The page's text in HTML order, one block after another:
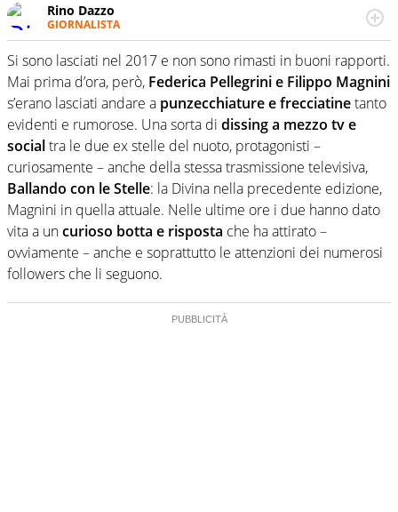
Rino Dazzo
GIORNALISTA
Se mai ci fosse modo di traslare il glossario del calcio in
una nicchia di esperti, lui ne farebbe parte. Non si perde
una svista arbitrale né gli umori social del mondo delle
curve
Si sono lasciati nel 2017 e non sono rimasti in buoni rapporti.
Mai prima d’ora, però, Federica Pellegrini e Filippo Magnini
s’erano lasciati andare a punzecchiature e frecciatinetanto
evidenti e rumorose. Una sorta di dissing a mezzo tv e
socialtra le due ex stelle del nuoto, protagonisti –
curiosamente – anche della stessa trasmissione televisiva,
Ballando con le Stelle: la Divina nella precedente edizione,
Magnini in quella attuale. Nelle ultime ore i due hanno dato
vita a uncurioso botta e risposta che ha attirato –
ovviamente – anche e soprattutto le attenzioni dei numerosi
followers che li seguono.